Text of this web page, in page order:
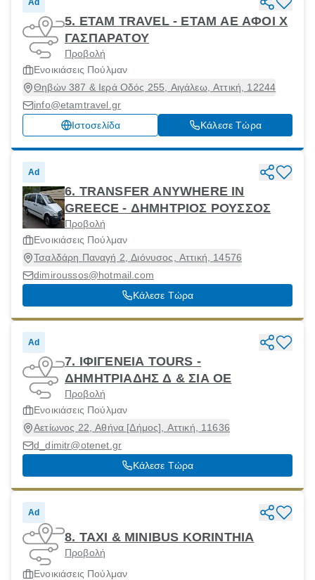
Ad
5. ΕΤΑΜ TRAVEL - ΕΤΑΜ ΑΕ ΑΦΟΙ Χ
ΓΑΣΠΑΡΑΤΟΥ
Προβολή
Ενοικιάσεις Πούλμαν
Θηβών 387 & Ιερά Οδός 255, Αιγάλεω, Αττική, 12244
info@etamtravel.gr
Ιστοσελίδα
Κάλεσε Τώρα
Ad
6. TRANSFER ANYWHERE IN
GREECE - ΔΗΜΗΤΡΙΟΣ ΡΟΥΣΣΟΣ
Προβολή
Ενοικιάσεις Πούλμαν
Τσαλδάρη Παναγή 2, Διόνυσος, Αττική, 14576
dimiroussos@hotmail.com
Κάλεσε Τώρα
Ad
7. ΙΦΙΓΕΝΕΙΑ TOURS -
ΔΗΜΗΤΡΙΑΔΗΣ Δ & ΣΙΑ ΟΕ
Προβολή
Ενοικιάσεις Πούλμαν
Αετίωνος 22, Αθήνα [Δήμος], Αττική, 11636
d_dimitr@otenet.gr
Κάλεσε Τώρα
Ad
8. TAXI & MINIBUS KORINTHIA
Προβολή
Ενοικιάσεις Πούλμαν